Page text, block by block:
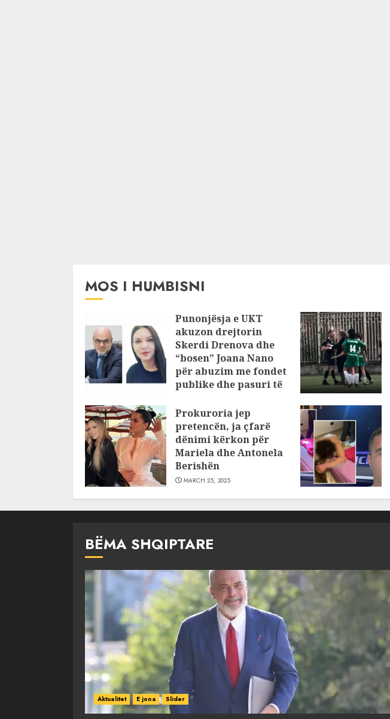
MOS I HUMBISNI
Punonjësja e UKT
akuzon drejtorin
Skerdi Drenova dhe
“bosen” Joana Nano
për abuzim me fondet
publike dhe pasuri të
JULY 24, 2025
Prokuroria jep
pretencën, ja çfarë
dënimi kërkon për
Mariela dhe Antonela
Berishën
MARCH 25, 2025
BËMA SHQIPTARE
Aktualitet E jona Slider